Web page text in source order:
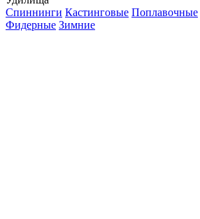
Спиннинги Кастинговые Поплавочные
Фидерные Зимние